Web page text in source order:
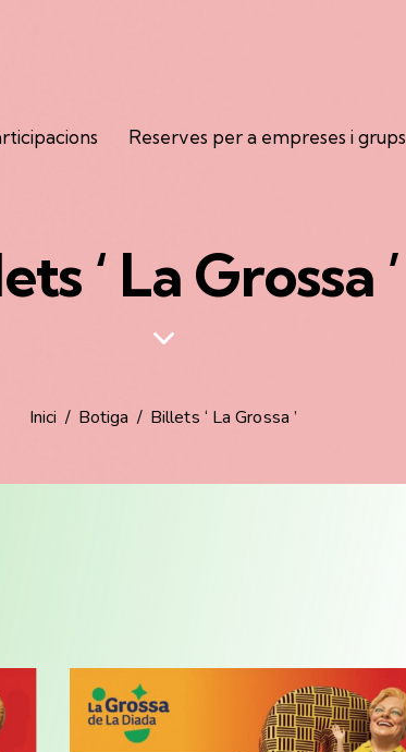
Reserves per a empreses i grups
‘ La Grossa ’
Inici Botiga Billets ‘ La Grossa ’